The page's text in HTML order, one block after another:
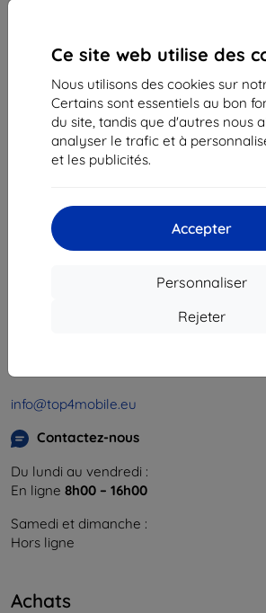
Ce site web utilise des
Nous utilisons des cookies sur
Certains sont essentiels au bon
du site, tandis que d'autres nous
analyser le trafic et à
et les publicités.
Accepter
Personnaliser
Rejeter
Shield-Sk s.r.o.
Ulica Rudolfa Mocka 3750/2A
841 04 Bratislava
Numéro d’identification d’entreprise :
info@top4mobile.eu
Contactez-nous
Du lundi au vendredi :
En ligne 8h00 – 16h00
Samedi et dimanche :
Hors ligne
Achats